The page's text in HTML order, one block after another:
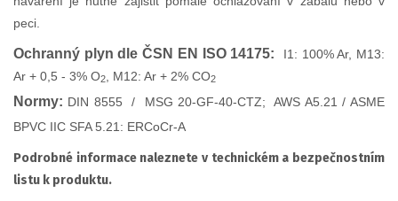
peci.
Ochranný plyn dle ČSN EN ISO 14175: I1: 100% Ar, M13:
Ar + 0,5 - 3% O2 , M12: Ar + 2% CO2
Normy: DIN 8555 / MSG 20-GF-40-CTZ; AWS A5.21 / ASME
BPVC IIC SFA 5.21 : ERCoCr-A
Podrobné informace naleznete v technickém a bezpečnostním
listu k produktu.